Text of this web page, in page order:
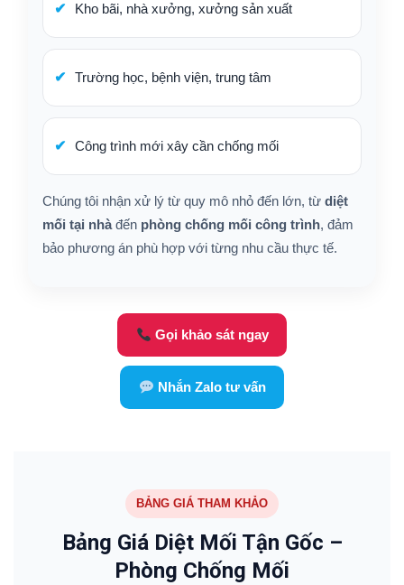
Kho bãi, nhà xưởng, xưởng sản xuất
Trường học, bệnh viện, trung tâm
Công trình mới xây cần chống mối
Chúng tôi nhận xử lý từ quy mô nhỏ đến lớn, từ diệt
mối tại nhà đến phòng chống mối công trình, đảm
bảo phương án phù hợp với từng nhu cầu thực tế.
Gọi khảo sát ngay
Nhắn Zalo tư vấn
BẢNG GIÁ THAM KHẢO
Bảng Giá Diệt Mối Tận Gốc –
Phòng Chống Mối